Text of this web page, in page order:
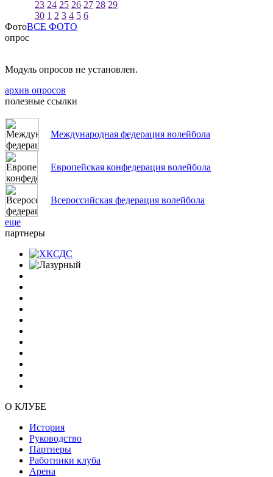
23 24 25 26 27 28 29
30 1 2 3 4 5 6
ФотоВСЕ ФОТО
опрос
Модуль опросов не установлен.
архив опросов
полезные ссылки
Международная федерация волейбола
Европейская конфедерация волейбола
Всероссийская федерация волейбола
еще
партнеры
О КЛУБЕ
История
Руководство
Партнеры
Работники клуба
Арена